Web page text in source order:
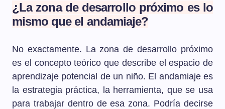
¿La zona de desarrollo próximo es lo
mismo que el andamiaje?
No exactamente. La zona de desarrollo próximo
es el concepto teórico que describe el espacio de
aprendizaje potencial de un niño. El andamiaje es
la estrategia práctica, la herramienta, que se usa
para trabajar dentro de esa zona. Podría decirse